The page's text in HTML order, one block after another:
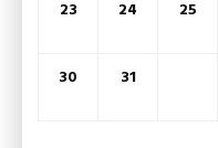
23 24 25
30 31